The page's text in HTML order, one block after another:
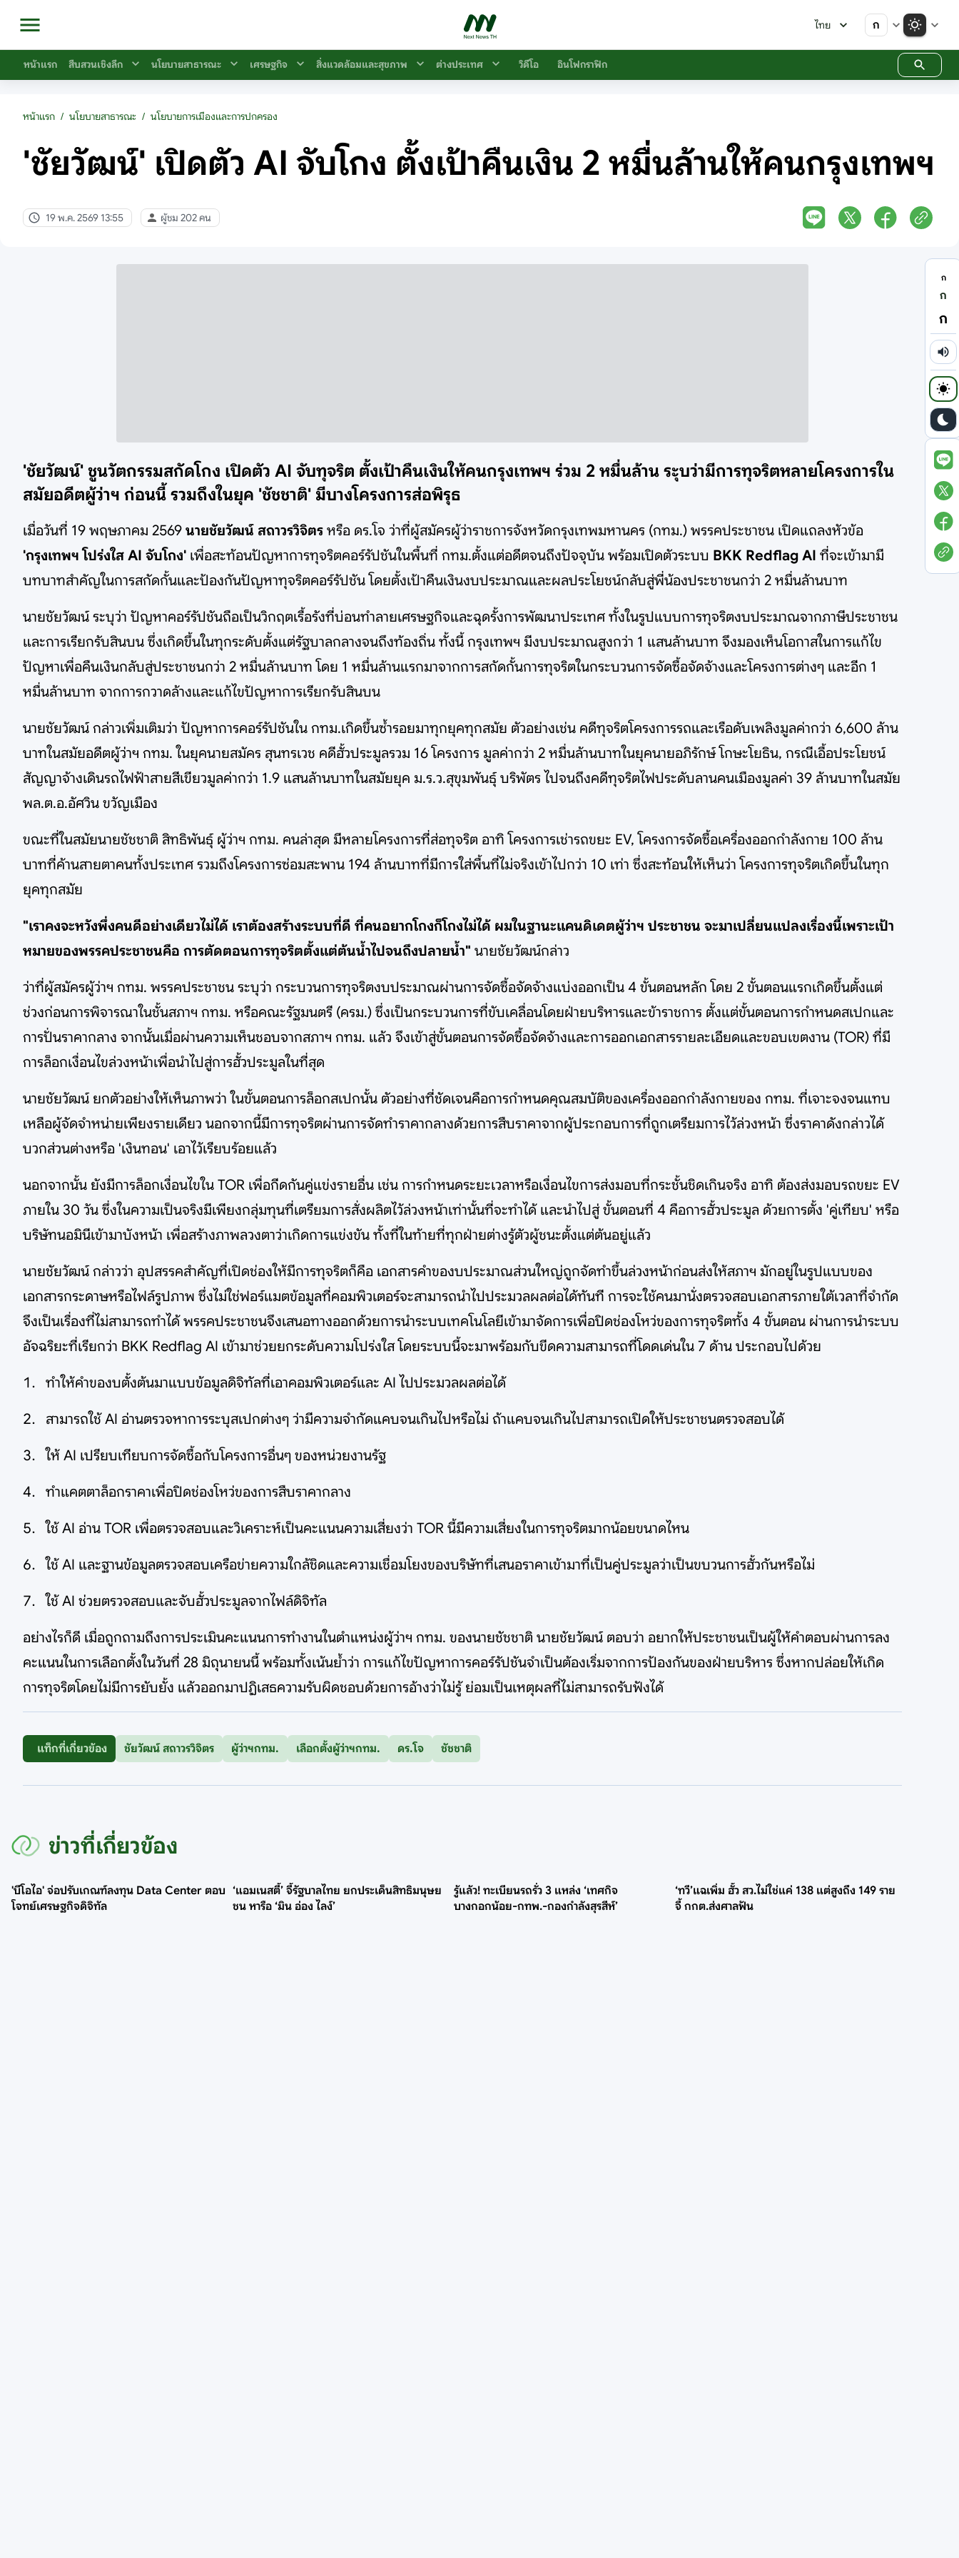
ไทย ก
หน้าแรก สืบสวนเชิงลึก นโยบายสาธารณะ เศรษฐกิจ สิ่งแวดล้อมและสุขภาพ ต่างประเทศ วิดีโอ อินโฟกราฟิก
หน้าแรก / นโยบายสาธารณะ / นโยบายการเมืองและการปกครอง
'ชัยวัฒน์' เปิดตัว AI จับโกง ตั้งเป้าคืนเงิน 2 หมื่นล้านให้คนกรุงเทพฯ
19 พ.ค. 2569 13:55 ผู้ชม 202 คน
'ชัยวัฒน์' ชูนวัตกรรมสกัดโกง เปิดตัว AI จับทุจริต ตั้งเป้าคืนเงินให้คนกรุงเทพฯ ร่วม 2 หมื่นล้าน ระุบว่ามีการทุจริตหลายโครงการใน
สมัยอดีตผู้ว่าฯ ก่อนนี้ รวมถึงในยุค 'ชัชชาติ' มีบางโครงการส่อพิรุธ
เมื่อวันที่ 19 พฤษภาคม 2569 นายชัยวัฒน์ สถาวรวิจิตร หรือ ดร.โจ ว่าที่ผู้สมัครผู้ว่าราชการจังหวัดกรุงเทพมหานคร (กทม.) พรรคประชาชน เปิดแถลงหัวข้อ
'กรุงเทพฯ โปร่งใส AI จับโกง' เพื่อสะท้อนปัญหาการทุจริตคอร์รัปชันในพื้นที่ กทม.ตั้งแต่อดีตจนถึงปัจจุบัน พร้อมเปิดตัวระบบ BKK Redflag AI ที่จะเข้ามามี
บทบาทสำคัญในการสกัดกั้นและป้องกันปัญหาทุจริตคอร์รัปชัน โดยตั้งเป้าคืนเงินงบประมาณและผลประโยชน์กลับสู่พี่น้องประชาชนกว่า 2 หมื่นล้านบาท
นายชัยวัฒน์ ระบุว่า ปัญหาคอร์รัปชันถือเป็นวิกฤตเรื้อรังที่บ่อนทำลายเศรษฐกิจและฉุดรั้งการพัฒนาประเทศ ทั้งในรูปแบบการทุจริตงบประมาณจากภาษีประชาชน
และการเรียกรับสินบน ซึ่งเกิดขึ้นในทุกระดับตั้งแต่รัฐบาลกลางจนถึงท้องถิ่น ทั้งนี้ กรุงเทพฯ มีงบประมาณสูงกว่า 1 แสนล้านบาท จึงมองเห็นโอกาสในการแก้ไข
ปัญหาเพื่อคืนเงินกลับสู่ประชาชนกว่า 2 หมื่นล้านบาท โดย 1 หมื่นล้านแรกมาจากการสกัดกั้นการทุจริตในกระบวนการจัดซื้อจัดจ้างและโครงการต่างๆ และอีก 1
หมื่นล้านบาท จากการกวาดล้างและแก้ไขปัญหาการเรียกรับสินบน
นายชัยวัฒน์ กล่าวเพิ่มเติมว่า ปัญหาการคอร์รัปชันใน กทม.เกิดขึ้นซ้ำรอยมาทุกยุคทุกสมัย ตัวอย่างเช่น คดีทุจริตโครงการรถและเรือดับเพลิงมูลค่ากว่า 6,600 ล้าน
บาทในสมัยอดีตผู้ว่าฯ กทม. ในยุคนายสมัคร สุนทรเวช คดีฮั้วประมูลรวม 16 โครงการ มูลค่ากว่า 2 หมื่นล้านบาทในยุคนายอภิรักษ์ โกษะโยธิน, กรณีเอื้อประโยชน์
สัญญาจ้างเดินรถไฟฟ้าสายสีเขียวมูลค่ากว่า 1.9 แสนล้านบาทในสมัยยุค ม.ร.ว.สุขุมพันธุ์ บริพัตร ไปจนถึงคดีทุจริตไฟประดับลานคนเมืองมูลค่า 39 ล้านบาทในสมัย
พล.ต.อ.อัศวิน ขวัญเมือง
ขณะที่ในสมัยนายชัชชาติ สิทธิพันธุ์ ผู้ว่าฯ กทม. คนล่าสุด มีหลายโครงการที่ส่อทุจริต อาทิ โครงการเช่ารถขยะ EV, โครงการจัดซื้อเครื่องออกกำลังกาย 100 ล้าน
บาทที่ค้านสายตาคนทั้งประเทศ รวมถึงโครงการซ่อมสะพาน 194 ล้านบาทที่มีการใส่พื้นที่ไม่จริงเข้าไปกว่า 10 เท่า ซึ่งสะท้อนให้เห็นว่า โครงการทุจริตเกิดขึ้นในทุก
ยุคทุกสมัย
"เราคงจะหวังพึ่งคนดีอย่างเดียวไม่ได้ เราต้องสร้างระบบที่ดี ที่คนอยากโกงก็โกงไม่ได้ ผมในฐานะแคนดิเดตผู้ว่าฯ ประชาชน จะมาเปลี่ยนแปลงเรื่องนี้เพราะเป้า
หมายของพรรคประชาชนคือ การตัดตอนการทุจริตตั้งแต่ต้นน้ำไปจนถึงปลายน้ำ" นายชัยวัฒน์กล่าว
ว่าที่ผู้สมัครผู้ว่าฯ กทม. พรรคประชาชน ระบุว่า กระบวนการทุจริตงบประมาณผ่านการจัดซื้อจัดจ้างแบ่งออกเป็น 4 ขั้นตอนหลัก โดย 2 ขั้นตอนแรกเกิดขึ้นตั้งแต่
ช่วงก่อนการพิจารณาในชั้นสภาฯ กทม. หรือคณะรัฐมนตรี (ครม.) ซึ่งเป็นกระบวนการที่ขับเคลื่อนโดยฝ่ายบริหารและข้าราชการ ตั้งแต่ขั้นตอนการกำหนดสเปกและ
การปั่นราคากลาง จากนั้นเมื่อผ่านความเห็นชอบจากสภาฯ กทม. แล้ว จึงเข้าสู่ขั้นตอนการจัดซื้อจัดจ้างและการออกเอกสารรายละเอียดและขอบเขตงาน (TOR) ที่มี
การล็อกเงื่อนไขล่วงหน้าเพื่อนำไปสู่การฮั้วประมูลในที่สุด
นายชัยวัฒน์ ยกตัวอย่างให้เห็นภาพว่า ในขั้นตอนการล็อกสเปกนั้น ตัวอย่างที่ชัดเจนคือการกำหนดคุณสมบัติของเครื่องออกกำลังกายของ กทม. ที่เจาะจงจนแทบ
เหลือผู้จัดจำหน่ายเพียงรายเดียว นอกจากนี้มีการทุจริตผ่านการจัดทำราคากลางด้วยการสืบราคาจากผู้ประกอบการที่ถูกเตรียมการไว้ล่วงหน้า ซึ่งราคาดังกล่าวได้
บวกส่วนต่างหรือ 'เงินทอน' เอาไว้เรียบร้อยแล้ว
นอกจากนั้น ยังมีการล็อกเงื่อนไขใน TOR เพื่อกีดกันคู่แข่งรายอื่น เช่น การกำหนดระยะเวลาหรือเงื่อนไขการส่งมอบที่กระชั้นชิดเกินจริง อาทิ ต้องส่งมอบรถขยะ EV
ภายใน 30 วัน ซึ่งในความเป็นจริงมีเพียงกลุ่มทุนที่เตรียมการสั่งผลิตไว้ล่วงหน้าเท่านั้นที่จะทำได้ และนำไปสู่ ขั้นตอนที่ 4 คือการฮั้วประมูล ด้วยการตั้ง 'คู่เทียบ' หรือ
บริษัทนอมินีเข้ามาบังหน้า เพื่อสร้างภาพลวงตาว่าเกิดการแข่งขัน ทั้งที่ในท้ายที่ทุกฝ่ายต่างรู้ตัวผู้ชนะตั้งแต่ต้นอยู่แล้ว
นายชัยวัฒน์ กล่าวว่า อุปสรรคสำคัญที่เปิดช่องให้มีการทุจริตก็คือ เอกสารคำของบประมาณส่วนใหญ่ถูกจัดทำขึ้นล่วงหน้าก่อนส่งให้สภาฯ มักอยู่ในรูปแบบของ
เอกสารกระดาษหรือไฟล์รูปภาพ ซึ่งไม่ใช่ฟอร์แมตข้อมูลที่คอมพิวเตอร์จะสามารถนำไปประมวลผลต่อได้ทันที การจะใช้คนมานั่งตรวจสอบเอกสารภายใต้เวลาที่จำกัด
จึงเป็นเรื่องที่ไม่สามารถทำได้ พรรคประชาชนจึงเสนอทางออกด้วยการนำระบบเทคโนโลยีเข้ามาจัดการเพื่อปิดช่องโหว่ของการทุจริตทั้ง 4 ขั้นตอน ผ่านการนำระบบ
อัจฉริยะที่เรียกว่า BKK Redflag AI เข้ามาช่วยยกระดับความโปร่งใส โดยระบบนี้จะมาพร้อมกับขีดความสามารถที่โดดเด่นใน 7 ด้าน ประกอบไปด้วย
ทำให้คำของบตั้งต้นมาแบบข้อมูลดิจิทัลที่เอาคอมพิวเตอร์และ AI ไปประมวลผลต่อได้
สามารถใช้ AI อ่านตรวจหาการระบุสเปกต่างๆ ว่ามีความจำกัดแคบจนเกินไปหรือไม่ ถ้าแคบจนเกินไปสามารถเปิดให้ประชาชนตรวจสอบได้
ให้ AI เปรียบเทียบการจัดซื้อกับโครงการอื่นๆ ของหน่วยงานรัฐ
ทำแคตตาล็อกราคาเพื่อปิดช่องโหว่ของการสืบราคากลาง
ใช้ AI อ่าน TOR เพื่อตรวจสอบและวิเคราะห์เป็นคะแนนความเสี่ยงว่า TOR นี้มีความเสี่ยงในการทุจริตมากน้อยขนาดไหน
ใช้ AI และฐานข้อมูลตรวจสอบเครือข่ายความใกล้ชิดและความเชื่อมโยงของบริษัทที่เสนอราคาเข้ามาที่เป็นคู่ประมูลว่าเป็นขบวนการฮั้วกันหรือไม่
ใช้ AI ช่วยตรวจสอบและจับฮั้วประมูลจากไฟล์ดิจิทัล
อย่างไรก็ดี เมื่อถูกถามถึงการประเมินคะแนนการทำงานในตำแหน่งผู้ว่าฯ กทม. ของนายชัชชาติ นายชัยวัฒน์ ตอบว่า อยากให้ประชาชนเป็นผู้ให้คำตอบผ่านการลง
คะแนนในการเลือกตั้งในวันที่ 28 มิถุนายนนี้ พร้อมทั้งเน้นย้ำว่า การแก้ไขปัญหาการคอร์รัปชันจำเป็นต้องเริ่มจากการป้องกันของฝ่ายบริหาร ซึ่งหากปล่อยให้เกิด
การทุจริตโดยไม่มีการยับยั้ง แล้วออกมาปฏิเสธความรับผิดชอบด้วยการอ้างว่าไม่รู้ ย่อมเป็นเหตุผลที่ไม่สามารถรับฟังได้
แท็กที่เกี่ยวข้อง ชัยวัฒน์ สถาวรวิจิตร ผู้ว่าฯกทม. เลือกตั้งผู้ว่าฯกทม. ดร.โจ ชัชชาติ
ก
ก
ก
ข่าวที่เกี่ยวข้อง
'บีโอไอ' จ่อปรับเกณฑ์ลงทุน Data Center ตอบ
โจทย์เศรษฐกิจดิจิทัล
‘แอมเนสตี้’ จี้รัฐบาลไทย ยกประเด็นสิทธิมนุษย
ชน หารือ ‘มิน อ่อง ไลง์’
รู้แล้ว! ทะเบียนรถรั่ว 3 แหล่ง ‘เทศกิจ
บางกอกน้อย-กทพ.-กองกำลังสุรสีห์’
‘ทวี’แฉเพิ่ม ฮั้ว สว.ไม่ใช่แค่ 138 แต่สูงถึง 149 ราย
จี้ กกต.ส่งศาลฟัน